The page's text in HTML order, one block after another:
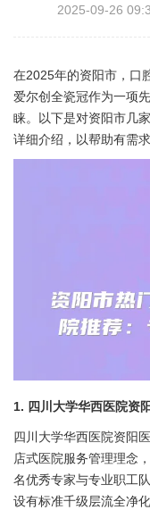
2025-09-26
在2025年的资阳市，口
爱尔创全瓷冠作为一项
睐。以下是对资阳市几
详细介绍，以帮助有需
1. 四川大学华西医院资
四川大学华西医院资阳
店式医院服务管理理念
名优秀专家与专业职工
设有标准千级层流全净